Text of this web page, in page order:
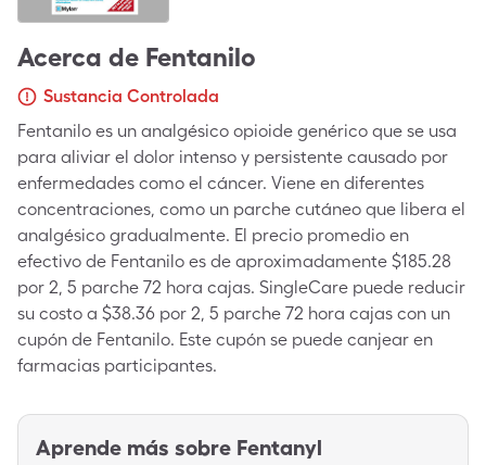
Acerca de Fentanilo
Sustancia Controlada
Fentanilo es un analgésico opioide genérico que se usa
para aliviar el dolor intenso y persistente causado por
enfermedades como el cáncer. Viene en diferentes
concentraciones, como un parche cutáneo que libera el
analgésico gradualmente. El precio promedio en
efectivo de Fentanilo es de aproximadamente $185.28
por 2, 5 parche 72 hora cajas. SingleCare puede reducir
su costo a $38.36 por 2, 5 parche 72 hora cajas con un
cupón de Fentanilo. Este cupón se puede canjear en
farmacias participantes.
Aprende más sobre Fentanyl